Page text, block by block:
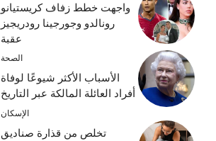
واجهت خطط زفاف كريستيانو
رونالدو وجورجينا رودريجيز
عقبة
الصحة
الأسباب الأكثر شيوعًا لوفاة
أفراد العائلة المالكة عبر التاريخ
الإسكان
تخلص من قذارة صناديق